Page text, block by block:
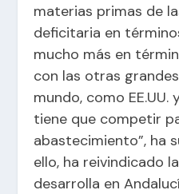
materias primas de
deficitaria en
mucho más en
con las otras
mundo, como EE.UU.
tiene que competir
abastecimiento”, ha
ello, ha reivindicado
desarrolla en